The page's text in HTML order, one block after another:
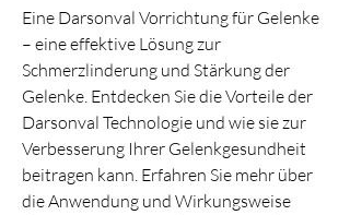
Eine Darsonval Vorrichtung für Gelenke
– eine effektive Lösung zur
Schmerzlinderung und Stärkung der
Gelenke. Entdecken Sie die Vorteile der
Darsonval Technologie und wie sie zur
Verbesserung Ihrer Gelenkgesundheit
beitragen kann. Erfahren Sie mehr über
die Anwendung und Wirkungsweise